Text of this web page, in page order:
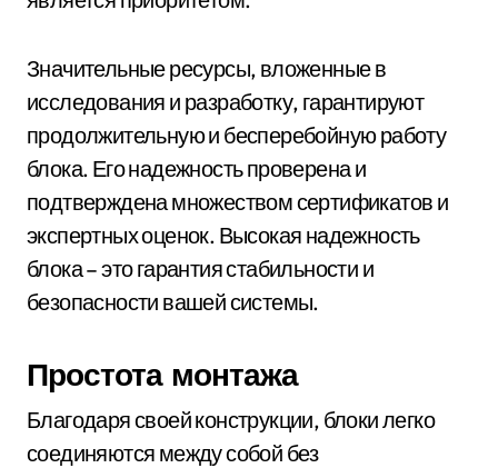
Значительные ресурсы, вложенные в
исследования и разработку, гарантируют
продолжительную и бесперебойную работу
блока. Его надежность проверена и
подтверждена множеством сертификатов и
экспертных оценок. Высокая надежность
блока – это гарантия стабильности и
безопасности вашей системы.
Простота монтажа
Благодаря своей конструкции, блоки легко
соединяются между собой без